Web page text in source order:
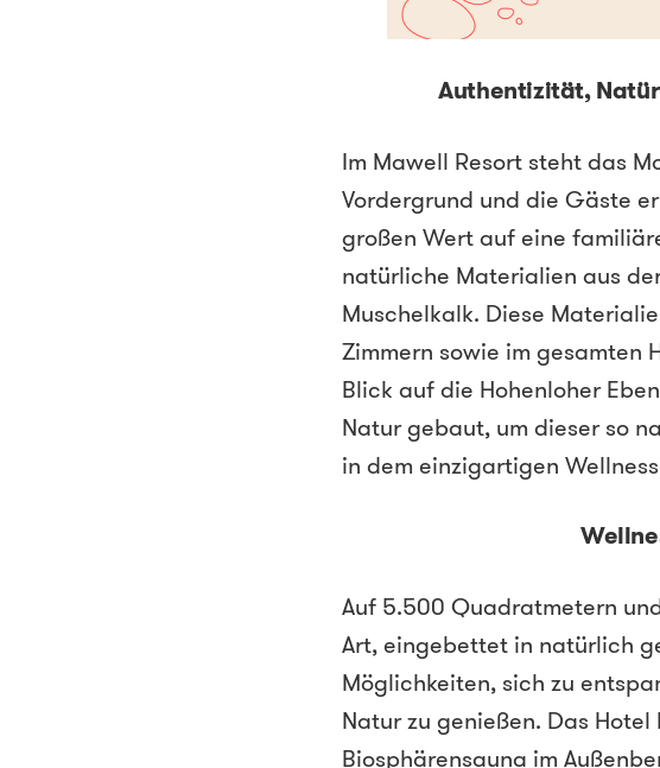
Authentizität,
Im Mawell Resort steht das
Vordergrund und die Gäste
großen Wert auf eine
natürliche Materialien aus
Muschelkalk. Diese
Zimmern sowie im
Blick auf die Hohenloher
Natur gebaut, um dieser so
in dem einzigartigen
Auf 5.500 Quadratmetern
Art, eingebettet in natürlich
Möglichkeiten, sich zu
Natur zu genießen. Das
Biosphärensauna im